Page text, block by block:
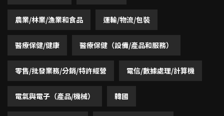
農業/林業/漁業和食品 運輸/物流/包裝
醫療保健/健康 醫療保健（設備/產品和服務）
零售/批發業務/分銷/特許經營 電信/數據處理/計算機
電氣與電子（產品/機械） 韓國